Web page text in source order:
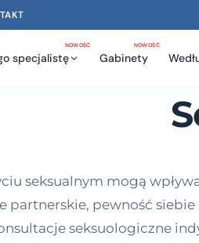
specjalistę
NOWOŚĆ
Gabinety
NOWOŚĆ
seksualnym mogą
partnerskie, pewność
seksuologiczne